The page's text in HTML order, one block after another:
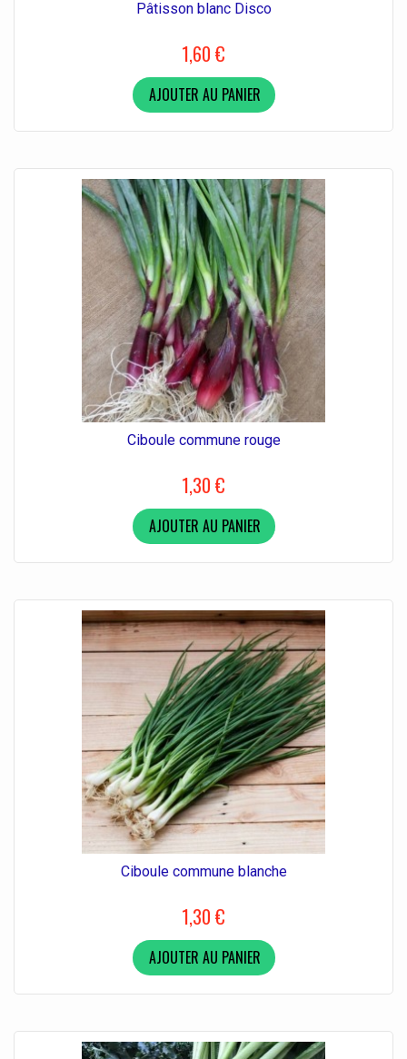
Pâtisson blanc Disco
1,60 €
AJOUTER AU PANIER
Ciboule commune rouge
1,30 €
AJOUTER AU PANIER
Ciboule commune blanche
1,30 €
AJOUTER AU PANIER